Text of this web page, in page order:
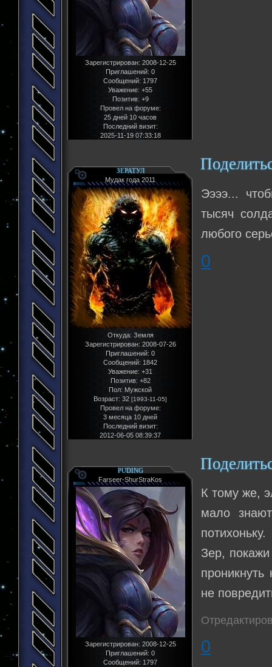
Зарегистрирован: 2008-12-25
Приглашений: 0
Сообщений: 1797
Уважение: +55
Позитив: +9
Провел на форуме:
25 дней 10 часов
Последний визит:
2025-11-19 07:33:18
ЗЕРАТУЛ
Мудак года 2011
Откуда: Земля
Зарегистрирован: 2008-07-26
Приглашений: 0
Сообщений: 1842
Уважение: +31
Позитив: +82
Пол: Мужской
Возраст: 32 [1993-11-05]
Провел на форуме:
3 месяца 10 дней
Последний визит:
2012-06-05 08:39:37
Ээээ...
тысяч
любого
0
PUDING
Farseer-ShurStraKos
Зарегистрирован: 2008-12-25
Приглашений: 0
Сообщений: 1797
К тому же,
мало
потихоньку.
Зер,
не
0